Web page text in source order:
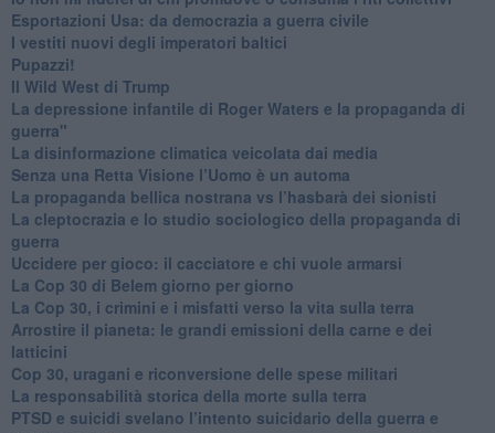
Esportazioni Usa: da democrazia a guerra civile
​I vestiti nuovi degli imperatori baltici
​Pupazzi!
​Il Wild West di Trump
​La depressione infantile di Roger Waters e la propaganda di
guerra"
​La disinformazione climatica veicolata dai media
Senza una Retta Visione l’Uomo è un automa
​La propaganda bellica nostrana vs l’hasbarà dei sionisti
​La cleptocrazia e lo studio sociologico della propaganda di
guerra
​Uccidere per gioco: il cacciatore e chi vuole armarsi
​La Cop 30 di Belem giorno per giorno
La Cop 30, i crimini e i misfatti verso la vita sulla terra
Arrostire il pianeta: le grandi emissioni della carne e dei
latticini
​Cop 30, uragani e riconversione delle spese militari
La responsabilità storica della morte sulla terra
PTSD e suicidi svelano l’intento suicidario della guerra e